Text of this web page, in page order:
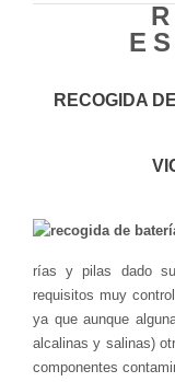
RECOGIDA
rías y pilas dado su
requisitos muy
ya que aunque
alcalinas y salinas)
componentes